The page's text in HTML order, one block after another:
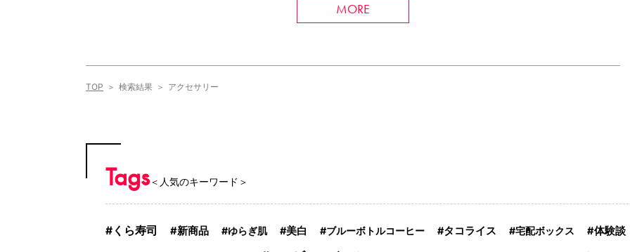
MORE
TOP 検索結果 アクセサリー
Tags＜人気のキーワード＞
くら寿司 新商品 ゆらぎ肌 美白 ブルーボトルコーヒー タコライス 宅配ボックス 体験談